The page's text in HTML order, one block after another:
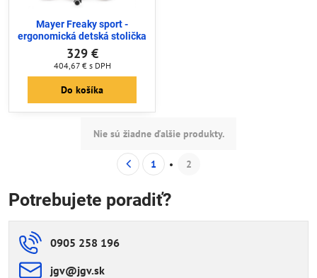
Mayer Freaky sport -
ergonomická detská stolička
329 €
404,67 € s DPH
Do košíka
Nie sú žiadne ďalšie produkty.
1 2
Potrebujete poradiť?
0905 258 196
jgv​@jgv​.sk